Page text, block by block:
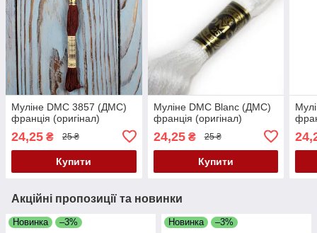
Муліне DMC 3857 (ДМС)
франція (оригінал)
24,25 ₴ 25 ₴
Купити
Муліне DMC Blanc (ДМС)
франція (оригінал)
24,25₴ 25 ₴
Купити
Акційні пропозиції та новинки
Новинка –3% Новинка –3%